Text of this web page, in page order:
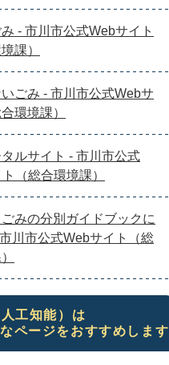
- 市川市公式Webサイト
課）
ごみ - 市川市公式Webサ
環境課）
ルサイト - 市川市公式
（総合環境課）
みの分別ガイドブックに
川市公式Webサイト（総
工知能）は
ページをおすすめします